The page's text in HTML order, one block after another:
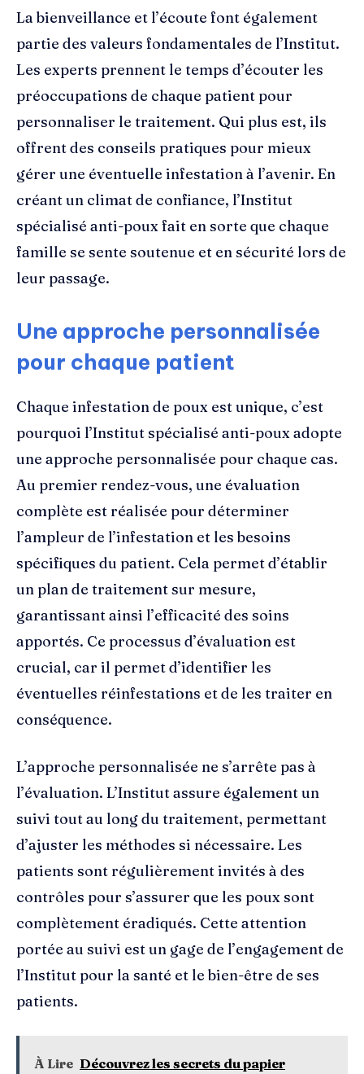
La bienveillance et l’écoute font également
partie des valeurs fondamentales de l’Institut.
Les experts prennent le temps d’écouter les
préoccupations de chaque patient pour
personnaliser le traitement. Qui plus est, ils
offrent des conseils pratiques pour mieux
gérer une éventuelle infestation à l’avenir. En
créant un climat de confiance, l’Institut
spécialisé anti-poux fait en sorte que chaque
famille se sente soutenue et en sécurité lors de
leur passage.
Une approche personnalisée
pour chaque patient
Chaque infestation de poux est unique, c’est
pourquoi l’Institut spécialisé anti-poux adopte
une approche personnalisée pour chaque cas.
Au premier rendez-vous, une évaluation
complète est réalisée pour déterminer
l’ampleur de l’infestation et les besoins
spécifiques du patient. Cela permet d’établir
un plan de traitement sur mesure,
garantissant ainsi l’efficacité des soins
apportés. Ce processus d’évaluation est
crucial, car il permet d’identifier les
éventuelles réinfestations et de les traiter en
conséquence.
L’approche personnalisée ne s’arrête pas à
l’évaluation. L’Institut assure également un
suivi tout au long du traitement, permettant
d’ajuster les méthodes si nécessaire. Les
patients sont régulièrement invités à des
contrôles pour s’assurer que les poux sont
complètement éradiqués. Cette attention
portée au suivi est un gage de l’engagement de
l’Institut pour la santé et le bien-être de ses
patients.
À Lire Découvrez les secrets du papier